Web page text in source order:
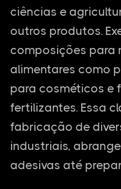
ciências e
outros produtos.
composições para
alimentares como
para cosméticos e
fertilizantes. Essa
fabricação de
industriais,
adesivas até